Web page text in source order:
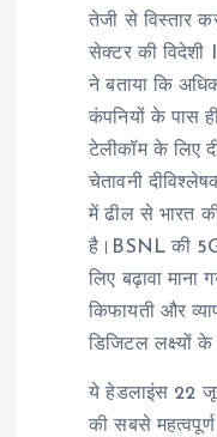
तेजी से विस्तार
सेक्टर की विदेशी
ने बताया कि
कंपनियों के पास
टेलीकॉम के लिए
चेतावनी
में ढील से भारत
है।BSNL की
लिए बढ़ावा
किफायती और
डिजिटल लक्ष्यों
ये हेडलाइंस 22
की सबसे